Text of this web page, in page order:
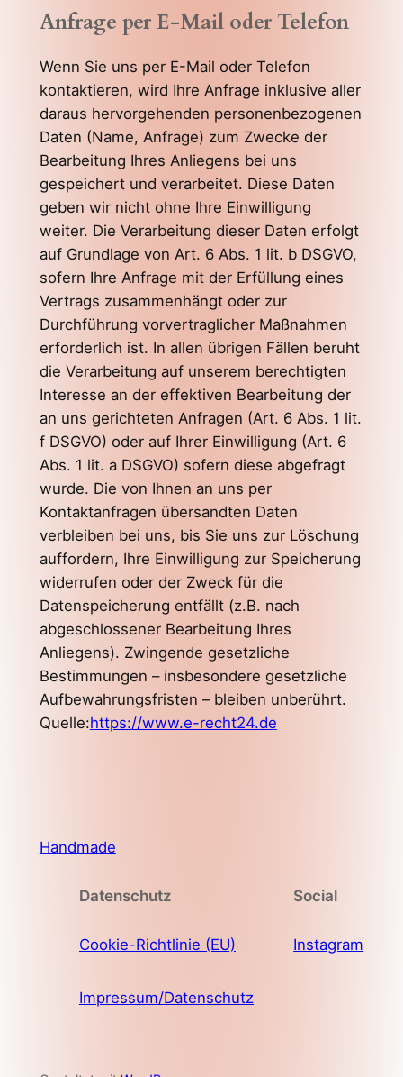
Anfrage per E-Mail oder Telefon
Wenn Sie uns per E-Mail oder Telefon
kontaktieren, wird Ihre Anfrage inklusive aller
daraus hervorgehenden personenbezogenen
Daten (Name, Anfrage) zum Zwecke der
Bearbeitung Ihres Anliegens bei uns
gespeichert und verarbeitet. Diese Daten
geben wir nicht ohne Ihre Einwilligung
weiter. Die Verarbeitung dieser Daten erfolgt
auf Grundlage von Art. 6 Abs. 1 lit. b DSGVO,
sofern Ihre Anfrage mit der Erfüllung eines
Vertrags zusammenhängt oder zur
Durchführung vorvertraglicher Maßnahmen
erforderlich ist. In allen übrigen Fällen beruht
die Verarbeitung auf unserem berechtigten
Interesse an der effektiven Bearbeitung der
an uns gerichteten Anfragen (Art. 6 Abs. 1 lit.
f DSGVO) oder auf Ihrer Einwilligung (Art. 6
Abs. 1 lit. a DSGVO) sofern diese abgefragt
wurde. Die von Ihnen an uns per
Kontaktanfragen übersandten Daten
verbleiben bei uns, bis Sie uns zur Löschung
auffordern, Ihre Einwilligung zur Speicherung
widerrufen oder der Zweck für die
Datenspeicherung entfällt (z.B. nach
abgeschlossener Bearbeitung Ihres
Anliegens). Zwingende gesetzliche
Bestimmungen – insbesondere gesetzliche
Aufbewahrungsfristen – bleiben unberührt.
Quelle:https://www.e-recht24.de
Handmade
Datenschutz
Cookie-Richtlinie (EU)
Impressum/Datenschutz
Social
Instagram